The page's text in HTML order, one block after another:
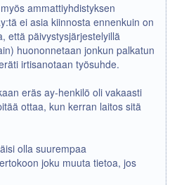
ammattiyhdistyksen
ei asia kiinnosta ennenkuin on
että päivystysjärjestelyillä
huononnetaan jonkun palkatun
irtisanotaan työsuhde.
eräs ay-henkilö oli vakaasti
ottaa, kun kerran laitos sitä
olla suurempaa
joku muuta tietoa, jos